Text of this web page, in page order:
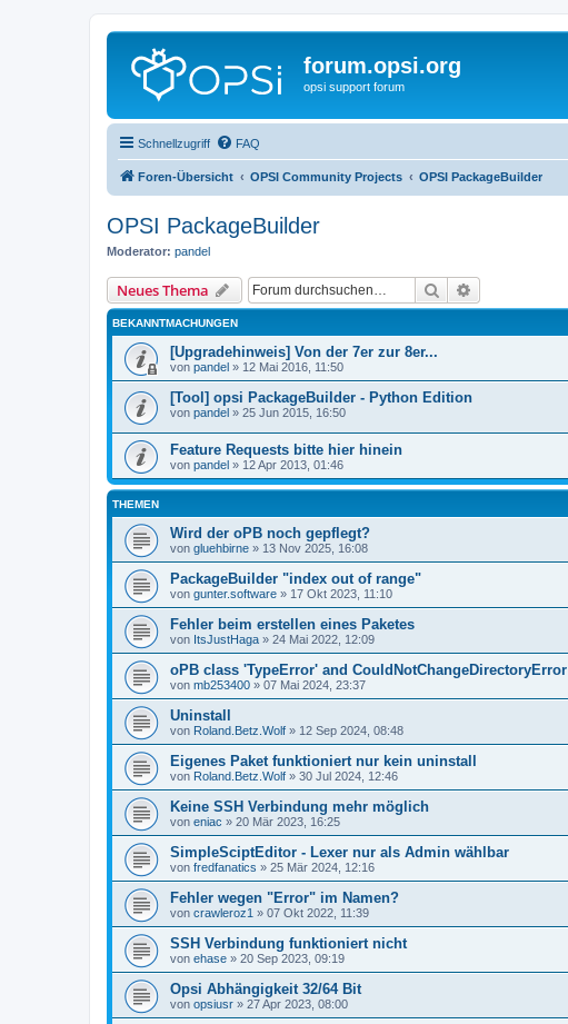
forum.opsi.org
opsi support forum
Schnellzugriff FAQ
Foren-Übersicht OPSI Community Projects OPSI PackageBuilder
OPSI PackageBuilder
Moderator: pandel
Neues Thema Suche
BEKANNTMACHUNGEN
[Upgradehinweis] Von der 7er zur 8er...
von pandel » 12 Mai 2016, 11:50
[Tool] opsi PackageBuilder - Python Edition
von pandel » 25 Jun 2015, 16:50
Feature Requests bitte hier hinein
von pandel » 12 Apr 2013, 01:46
THEMEN
Wird der oPB noch gepflegt?
von gluehbirne » 13 Nov 2025, 16:08
PackageBuilder "index out of range"
von gunter.software » 17 Okt 2023, 11:10
Fehler beim erstellen eines Paketes
von ItsJustHaga » 24 Mai 2022, 12:09
oPB class 'TypeError' and CouldNotChangeDirectoryError
von mb253400 » 07 Mai 2024, 23:37
Uninstall
von Roland.Betz.Wolf » 12 Sep 2024, 08:48
Eigenes Paket funktioniert nur kein uninstall
von Roland.Betz.Wolf » 30 Jul 2024, 12:46
Keine SSH Verbindung mehr möglich
von eniac » 20 Mär 2023, 16:25
SimpleSciptEditor - Lexer nur als Admin wählbar
von fredfanatics » 25 Mär 2024, 12:16
Fehler wegen "Error" im Namen?
von crawleroz1 » 07 Okt 2022, 11:39
SSH Verbindung funktioniert nicht
von ehase » 20 Sep 2023, 09:19
Opsi Abhängigkeit 32/64 Bit
von opsiusr » 27 Apr 2023, 08:00